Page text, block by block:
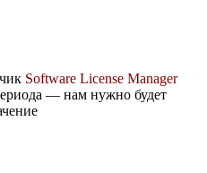
Software License Manager
— нам нужно будет